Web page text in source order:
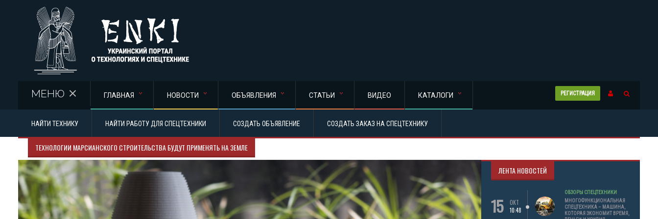
РЕГИСТРАЦИЯ
МЕНЮ ГЛАВНАЯ НОВОСТИ ОБЪЯВЛЕНИЯ СТАТЬИ ВИДЕО КАТАЛОГИ
НАЙТИ ТЕХНИКУ НАЙТИ РАБОТУ ДЛЯ СПЕЦТЕХНИКИ СОЗДАТЬ ОБЪЯВЛЕНИЕ СОЗДАТЬ ЗАКАЗ НА СПЕЦТЕХНИКУ
ТЕХНОЛОГИИ МАРСИАНСКОГО СТРОИТЕЛЬСТВА БУДУТ ПРИМЕНЯТЬ НА ЗЕМЛЕ
ЛЕНТА НОВОСТЕЙ
15
ОКТ
10:48
ОБЗОРЫ СПЕЦТЕХНИКИ
МНОГОФУНКЦИОНАЛЬНАЯ
СПЕЦТЕХНИКА – МАШИНА,
КОТОРАЯ ЭКОНОМИТ ВРЕМЯ,